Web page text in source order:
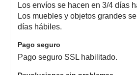
Los envíos se hacen en 3/4 días
Los muebles y objetos grandes
días hábiles.
Pago seguro
Pago seguro SSL habilitado.